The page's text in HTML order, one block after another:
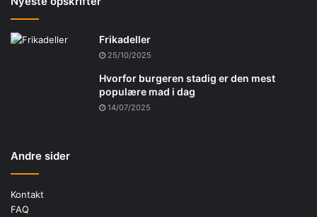
Frikadeller
25/10/2025
Hvorfor burgeren stadig er den mest
populære mad i dag
14/07/2025
Andre sider
Kontakt
FAQ